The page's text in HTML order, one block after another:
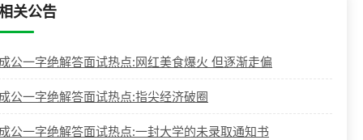
关公告
公一字绝解答面试热点:网红美食爆火 但逐渐走偏
公一字绝解答面试热点:指尖经济破圈
公一字绝解答面试热点:一封大学的未录取通知书